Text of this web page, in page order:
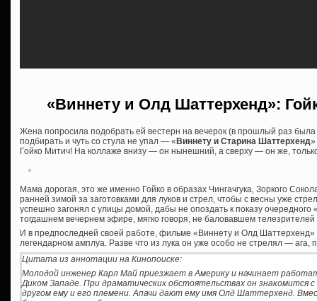
«Виннету и Олд Шаттерхенд»:
Жена попросила подобрать ей вестерн на вечерок (в прошлый раз
подбирать и чуть со стула не упал — « Виннету и Старина Шаттерхенд»
Гойко Митич! На коллаже внизу — он нынешний, а сверху — он же,
Мама дорогая, это же именно Гойко в образах Чингачгука, Зоркого
ранней зимой за заготовками для луков и стрел, чтобы с весны уже
успешно загонял с улицы домой, дабы не опоздать к показу
тогдашнем вечернем эфире, мягко говоря, не баловавшем
И в предпоследней своей работе, фильме «Виннету и Олд Шаттерхенд»
легендарном амплуа. Разве что из лука он уже особо не стрелял — ага,
Цитата из аннотации на Кинопоиске:
Молодой инженер Карл Май приезжает в Америку и начинает
Диком Западе. При драматических обстоятельствах он знакомится
другом ему и его племени. Апачи дают ему имя Олд Шаттерхенд.